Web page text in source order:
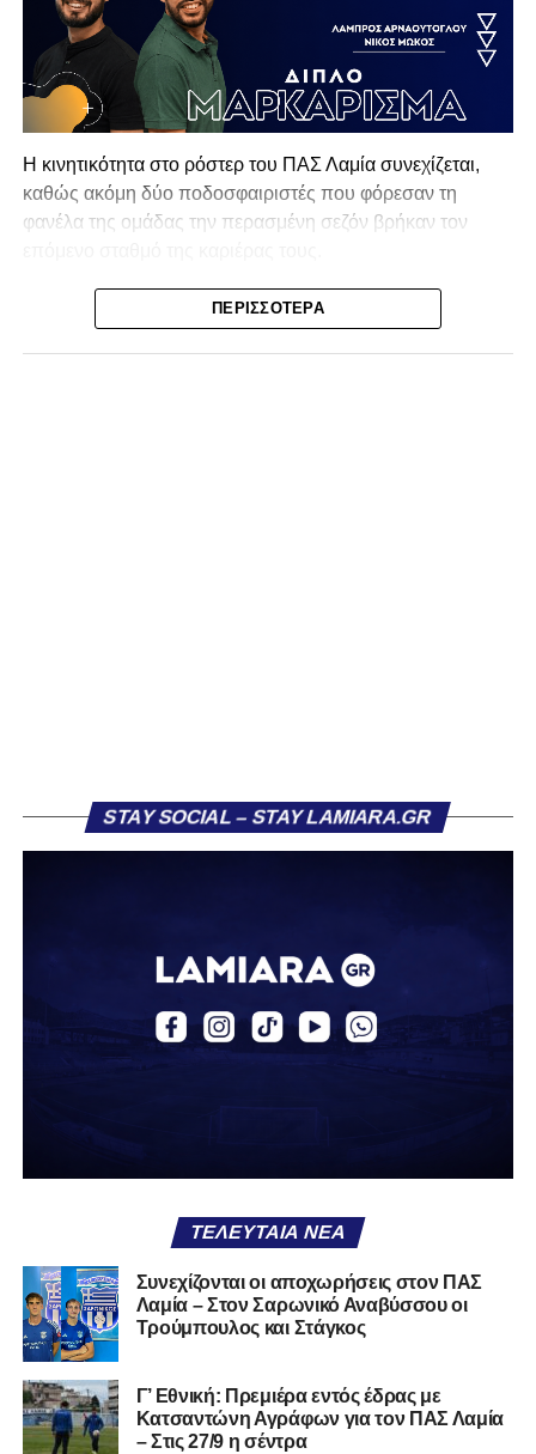
Η κινητικότητα στο ρόστερ του ΠΑΣ Λαμία συνεχίζεται,
καθώς ακόμη δύο ποδοσφαιριστές που φόρεσαν τη
φανέλα της ομάδας την περασμένη σεζόν βρήκαν τον
Ο λόγος για τον Βασίλη Τρούμπουλο και τον Χρυσόστομο
Στάγκο, οι οποίοι θα συνεχίσουν μαζί την ποδοσφαιρική
τους πορεία στον Σαρωνικό Αναβύσσου, με τον σύλλογο
«Ο Α.Ο. Σαρωνικός Αναβύσσου ανακοινώνει την
περσινή σεζόν πραγματοποίησε γεμάτη χρονιά στη Γ’
Στο παρελθόν αγωνίστηκε στην ΑΕΚ Β’, με την οποία
κατέγραψε 10 συμμετοχές στη Super League 2, καθώς
επίσης σε Εθνικό και Ζάκυνθο. Ξεκίνησε την καριέρα του
στις 26 Σεπτεμβρίου 2021.
Καλωσορίζουμε τον Βασίλη στην οικογένεια του
Σαρωνικού και του ευχόμαστε υγεία και πολλές
επιτυχίες.»
Η ανακοίνωση για τον Χρυσόστομο Στάγκο
ΠΕΡΙΣΣΌΤΕΡΑ
STAY SOCIAL – STAY LAMIARA.GR
ΤΕΛΕΥΤΑΊΑ ΝΈΑ
Συνεχίζονται οι αποχωρήσεις στον ΠΑΣ
Λαμία – Στον Σαρωνικό Αναβύσσου οι
Τρούμπουλος και Στάγκος
Γ’ Εθνική: Πρεμιέρα εντός έδρας με
Κατσαντώνη Αγράφων για τον ΠΑΣ Λαμία
– Στις 27/9 η σέντρα